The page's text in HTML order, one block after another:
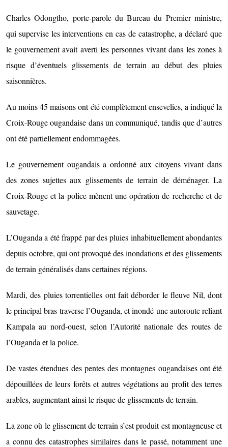
Charles Odongtho, porte-parole du Bureau du Premier ministre,
qui supervise les interventions en cas de catastrophe, a déclaré que
le gouvernement avait averti les personnes vivant dans les zones à
risque d’éventuels glissements de terrain au début des pluies
saisonnières.
Au moins 45 maisons ont été complètement ensevelies, a indiqué la
Croix-Rouge ougandaise dans un communiqué, tandis que d’autres
ont été partiellement endommagées.
Le gouvernement ougandais a ordonné aux citoyens vivant dans
des zones sujettes aux glissements de terrain de déménager. La
Croix-Rouge et la police mènent une opération de recherche et de
sauvetage.
L’Ouganda a été frappé par des pluies inhabituellement abondantes
depuis octobre, qui ont provoqué des inondations et des glissements
de terrain généralisés dans certaines régions.
Mardi, des pluies torrentielles ont fait déborder le fleuve Nil, dont
le principal bras traverse l’Ouganda, et inondé une autoroute reliant
Kampala au nord-ouest, selon l’Autorité nationale des routes de
l’Ouganda et la police.
De vastes étendues des pentes des montagnes ougandaises ont été
dépouillées de leurs forêts et autres végétations au profit des terres
arables, augmentant ainsi le risque de glissements de terrain.
La zone où le glissement de terrain s’est produit est montagneuse et
a connu des catastrophes similaires dans le passé, notamment une